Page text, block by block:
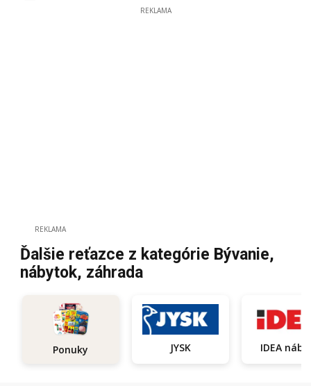
REKLAMA
REKLAMA
Ďalšie reťazce z kategórie Bývanie,
nábytok, záhrada
Ponuky JYSK